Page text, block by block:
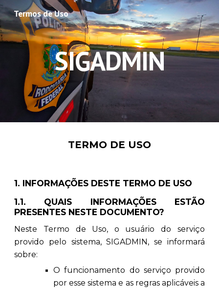
Skip to main content Skip to navigation
Termos de Uso
SIGADMIN
TERMO DE USO
1. INFORMAÇÕES DESTE TERMO DE USO
1.1. QUAIS INFORMAÇÕES ESTÃO
PRESENTES NESTE DOCUMENTO?
Neste Termo de Uso, o usuário do serviço
provido pelo sistema, SIGADMIN, se informará
sobre:
O funcionamento do serviço provido
por esse sistema e as regras aplicáveis a